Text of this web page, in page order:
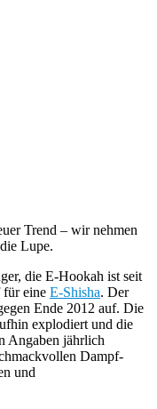
Trend – wir nehmen
Lupe.
die E-Hookah ist seit
für eine E-Shisha. Der
Ende 2012 auf. Die
explodiert und die
Angaben jährlich
Dampf-
und